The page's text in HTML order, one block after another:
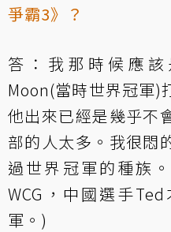
爭霸3》？
答：我那時候應
Moon(當時世界冠軍)
他出來已經是幾乎不
部的人太多。我很悶
過世界冠軍的種族
WCG，中國選手
軍。)